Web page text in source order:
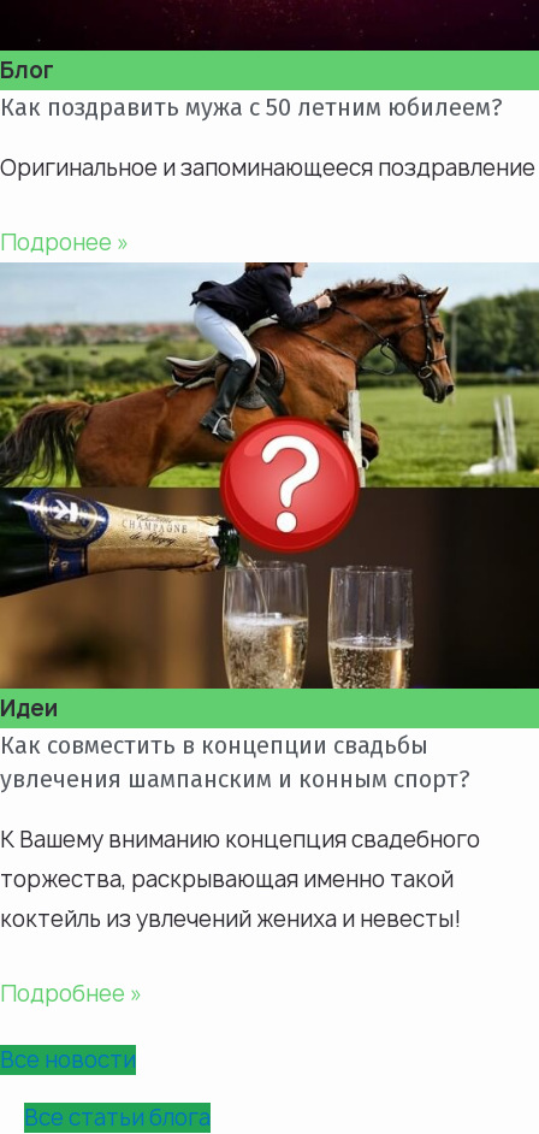
Блог
Как поздравить мужа с 50 летним юбилеем?
Оригинальное и запоминающееся поздравление
Подронее »
Идеи
Как совместить в концепции свадьбы
увлечения шампанским и конным спорт?
К Вашему вниманию концепция свадебного
торжества, раскрывающая именно такой
коктейль из увлечений жениха и невесты!
Подробнее »
Все новости
Все статьи блога